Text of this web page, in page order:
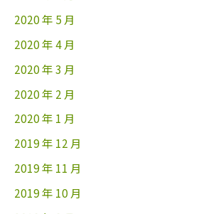
2020 年 5 月
2020 年 4 月
2020 年 3 月
2020 年 2 月
2020 年 1 月
2019 年 12 月
2019 年 11 月
2019 年 10 月